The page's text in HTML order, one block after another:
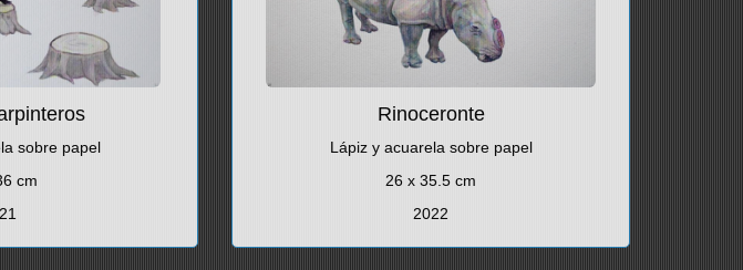
sobre papel
cm
Rinoceronte
Lápiz y acuarela sobre papel
26 x 35.5 cm
2022